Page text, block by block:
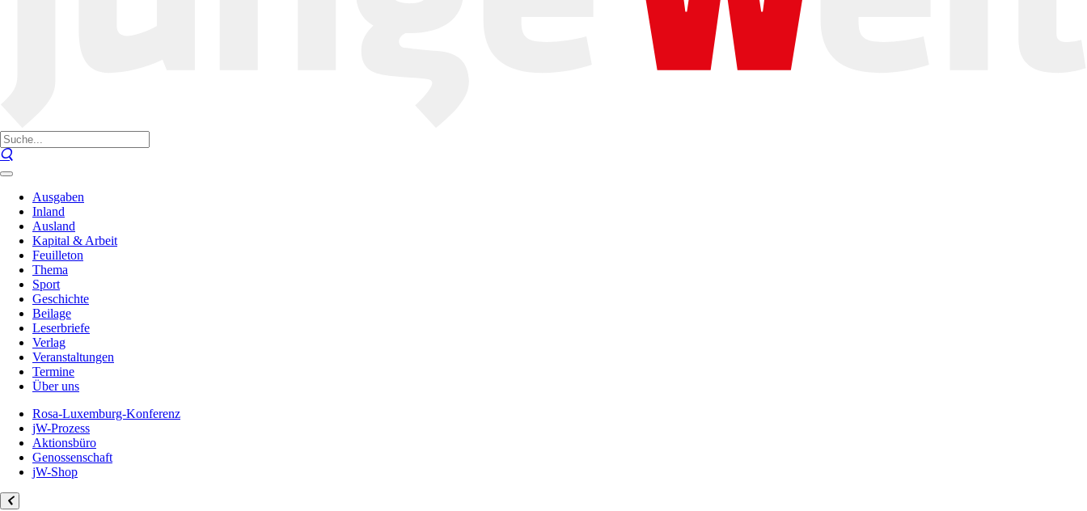
Ausgaben
Inland
Ausland
Kapital & Arbeit
Feuilleton
Thema
Sport
Geschichte
Beilage
Leserbriefe
Verlag
Veranstaltungen
Termine
Über uns
Rosa-Luxemburg-Konferenz
jW-Prozess
Aktionsbüro
Genossenschaft
jW-Shop